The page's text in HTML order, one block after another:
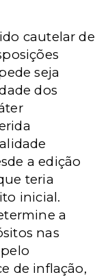
cautelar de
seja
dos
a edição
teria
inicial.
a
nas
de inflação,